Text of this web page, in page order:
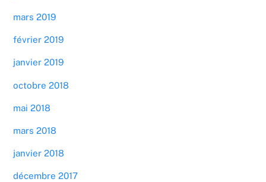
mars 2019
février 2019
janvier 2019
octobre 2018
mai 2018
mars 2018
janvier 2018
décembre 2017